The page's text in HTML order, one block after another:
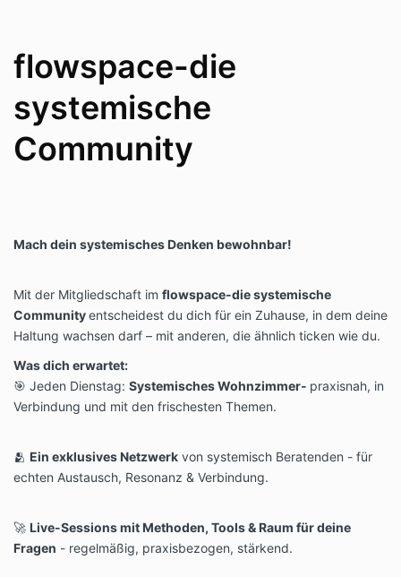
flowspace-die
systemische
Community
Mach dein systemisches Denken bewohnbar!
Mit der Mitgliedschaft im flowspace-die systemische
Communityentscheidest du dich für ein Zuhause, in dem deine
Haltung wachsen darf – mit anderen, die ähnlich ticken wie du.
Was dich erwartet:
🎯 Jeden Dienstag: Systemisches Wohnzimmer- praxisnah, in
Verbindung und mit den frischesten Themen.
🫂 Ein exklusives Netzwerk von systemisch Beratenden - für
echten Austausch, Resonanz & Verbindung.
🚀 Live-Sessions mit Methoden, Tools & Raum für deine
Fragen - regelmäßig, praxisbezogen, stärkend.